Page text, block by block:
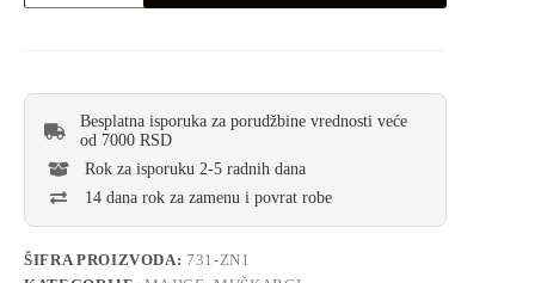
Besplatna isporuka za porudžbine vrednosti veće
od 7000 RSD
Rok za isporuku 2-5 radnih dana
14 dana rok za zamenu i povrat robe
ŠIFRA PROIZVODA: 731-ZN1